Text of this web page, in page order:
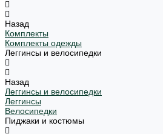
Назад
Комплекты
Комплекты одежды
Леггинсы и велосипедки
Назад
Леггинсы и велосипедки
Леггинсы
Велосипедки
Пиджаки и костюмы